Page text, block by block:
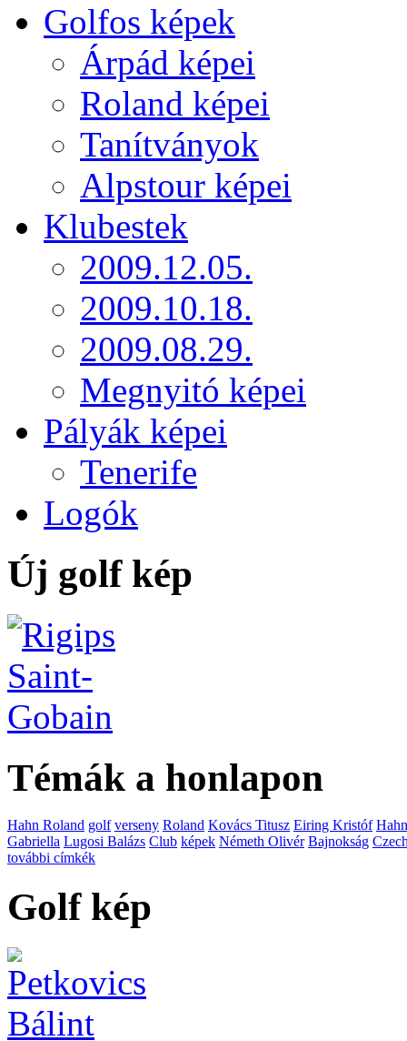
Golfos képek
Árpád képei
Roland képei
Tanítványok
Alpstour képei
Klubestek
2009.12.05.
2009.10.18.
2009.08.29.
Megnyitó képei
Pályák képei
Tenerife
Logók
Új golf kép
Témák a honlapon
Hahn Roland golf verseny Roland Kovács Titusz Eiring Kristóf Hahn
Gabriella Lugosi Balázs Club képek Németh Olivér Bajnokság
további címkék
Golf kép